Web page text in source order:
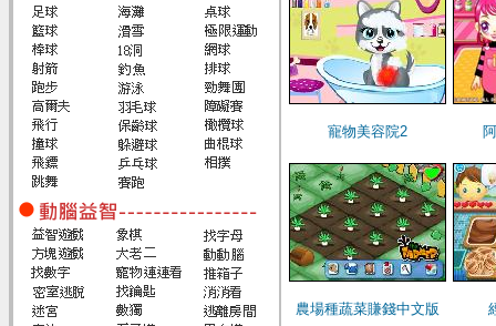
寵物美容院2
農場種蔬菜賺錢中文版